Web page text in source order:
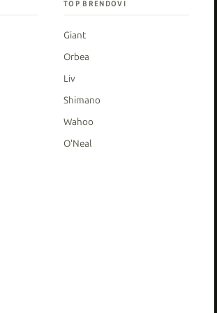
TOP BRENDOVI
Giant
Orbea
Liv
Shimano
Wahoo
O'Neal